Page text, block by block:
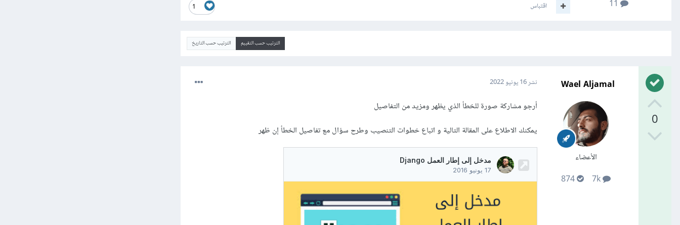
1 اقتباس
الترتيب حسب التقييم الترتيب حسب التاريخ
0
Wael Aljamal
الأعضاء
نشر16 يونيو 2022
أرجو مشاركة صورة للخطأ الذي يظهر ومزيد من التفاصيل
يمكنك الاطلاع على المقالة التالية و اتباع خطوات التنصيب وطرح سؤال مع تفاصيل الخطأ إن ظهر